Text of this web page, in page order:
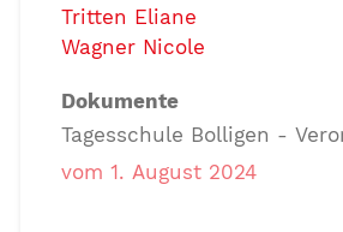
Tritten Eliane
Wagner Nicole
Dokumente
Tagesschule Bolligen -
vom 1. August 2024